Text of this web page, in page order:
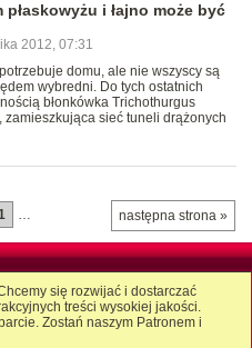
płaskowyżu i łajno może być
2012, 07:31
domu, ale nie wszyscy są
wybredni. Do tych ostatnich
błonkówka Trichothurgus
zamieszkująca sieć tuneli drążonych
następna strona »
…
się rozwijać i dostarczać
treści wysokiej jakości.
Zostań naszym Patronem i